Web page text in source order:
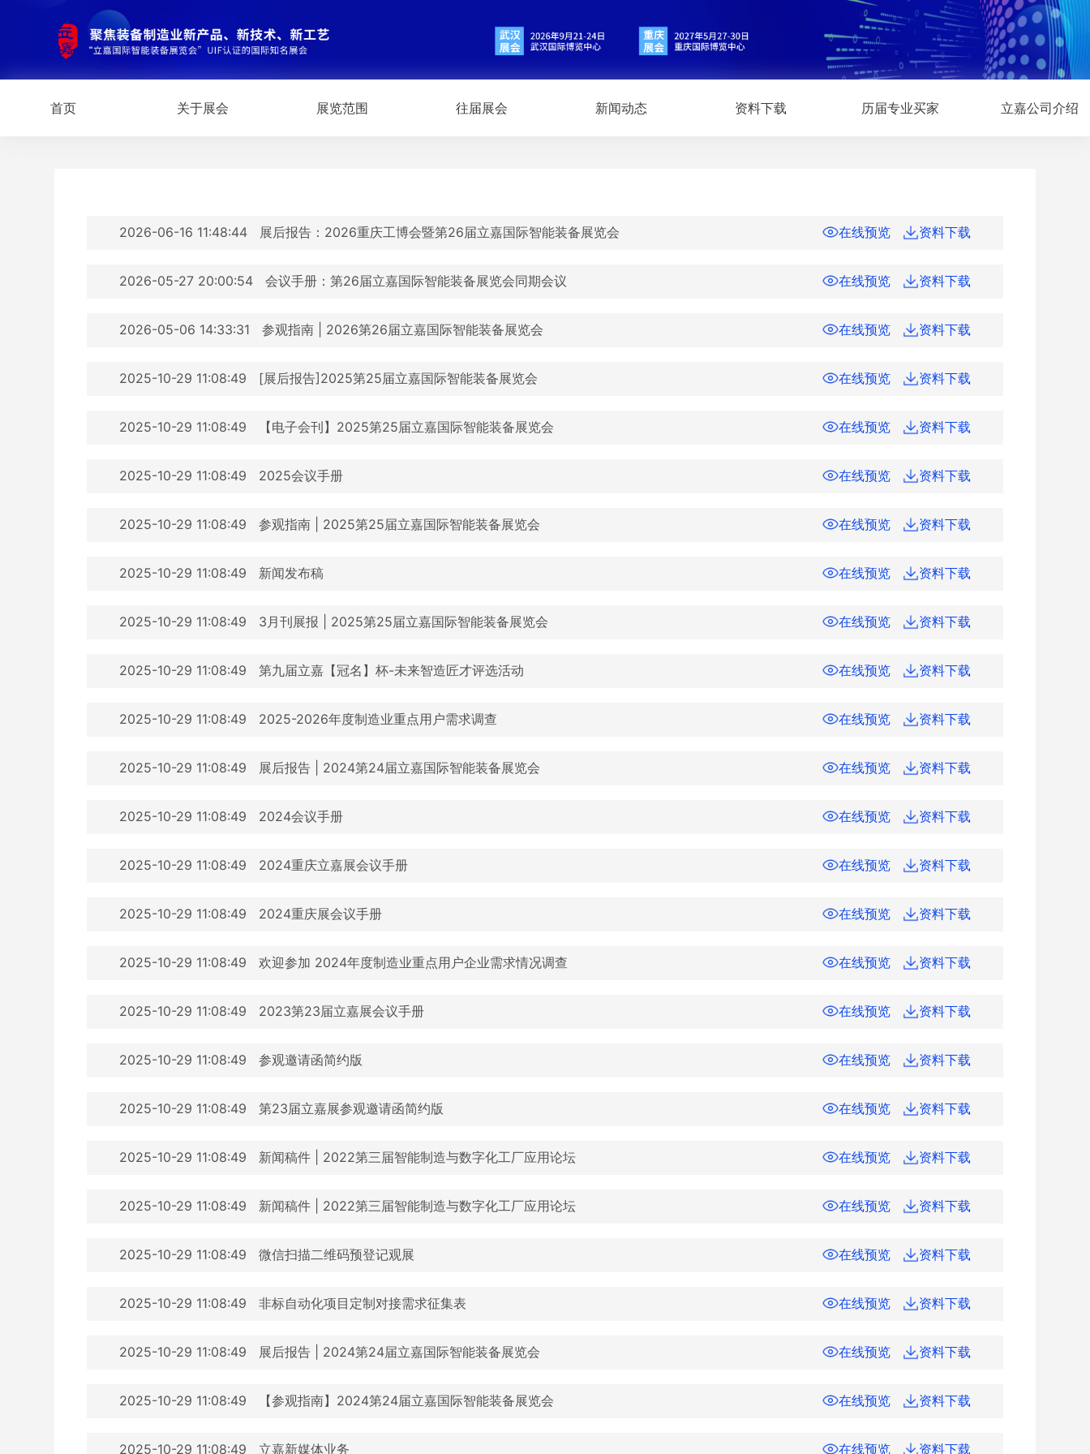
首页 关于展会 展览范围 往届展会 新闻动态 资料下载 历届专业买家 立嘉公司介绍
2026-06-16 11:48:44 展后报告：2026重庆工博会暨第26届立嘉国际智能装备展览会 在线预览 资料下载
2026-05-27 20:00:54 会议手册：第26届立嘉国际智能装备展览会同期会议 在线预览 资料下载
2026-05-06 14:33:31 参观指南 | 2026第26届立嘉国际智能装备展览会 在线预览 资料下载
2025-10-29 11:08:49 [展后报告]2025第25届立嘉国际智能装备展览会 在线预览 资料下载
2025-10-29 11:08:49 【电子会刊】2025第25届立嘉国际智能装备展览会 在线预览 资料下载
2025-10-29 11:08:49 2025会议手册 在线预览 资料下载
2025-10-29 11:08:49 参观指南 | 2025第25届立嘉国际智能装备展览会 在线预览 资料下载
2025-10-29 11:08:49 新闻发布稿 在线预览 资料下载
2025-10-29 11:08:49 3月刊展报 | 2025第25届立嘉国际智能装备展览会 在线预览 资料下载
2025-10-29 11:08:49 第九届立嘉【冠名】杯-未来智造匠才评选活动 在线预览 资料下载
2025-10-29 11:08:49 2025-2026年度制造业重点用户需求调查 在线预览 资料下载
2025-10-29 11:08:49 展后报告 | 2024第24届立嘉国际智能装备展览会 在线预览 资料下载
2025-10-29 11:08:49 2024会议手册 在线预览 资料下载
2025-10-29 11:08:49 2024重庆立嘉展会议手册 在线预览 资料下载
2025-10-29 11:08:49 2024重庆展会议手册 在线预览 资料下载
2025-10-29 11:08:49 欢迎参加 2024年度制造业重点用户企业需求情况调查 在线预览 资料下载
2025-10-29 11:08:49 2023第23届立嘉展会议手册 在线预览 资料下载
2025-10-29 11:08:49 参观邀请函简约版 在线预览 资料下载
2025-10-29 11:08:49 第23届立嘉展参观邀请函简约版 在线预览 资料下载
2025-10-29 11:08:49 新闻稿件 | 2022第三届智能制造与数字化工厂应用论坛 在线预览 资料下载
2025-10-29 11:08:49 新闻稿件 | 2022第三届智能制造与数字化工厂应用论坛 在线预览 资料下载
2025-10-29 11:08:49 微信扫描二维码预登记观展 在线预览 资料下载
2025-10-29 11:08:49 非标自动化项目定制对接需求征集表 在线预览 资料下载
2025-10-29 11:08:49 展后报告 | 2024第24届立嘉国际智能装备展览会 在线预览 资料下载
2025-10-29 11:08:49 【参观指南】2024第24届立嘉国际智能装备展览会 在线预览 资料下载
2025-10-29 11:08:49 立嘉新媒体业务 在线预览 资料下载